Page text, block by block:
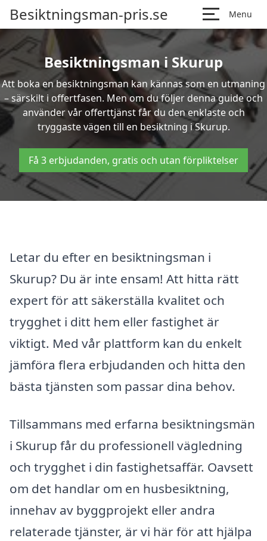
Besiktningsman-pris.se Menu
Besiktningsman i Skurup
Att boka en besiktningsman kan kännas som en utmaning
– särskilt i offertfasen. Men om du följer denna guide och
använder vår offerttjänst får du den enklaste och
tryggaste vägen till en besiktning i Skurup.
Få 3 erbjudanden, gratis och utan förpliktelser
Letar du efter en besiktningsman i
Skurup? Du är inte ensam! Att hitta rätt
expert för att säkerställa kvalitet och
trygghet i ditt hem eller fastighet är
viktigt. Med vår plattform kan du enkelt
jämföra flera erbjudanden och hitta den
bästa tjänsten som passar dina behov.
Tillsammans med erfarna besiktningsmän
i Skurup får du professionell vägledning
och trygghet i din fastighetsaffär. Oavsett
om det handlar om en husbesiktning,
innehav av byggprojekt eller andra
relaterade tjänster, är vi här för att hjälpa